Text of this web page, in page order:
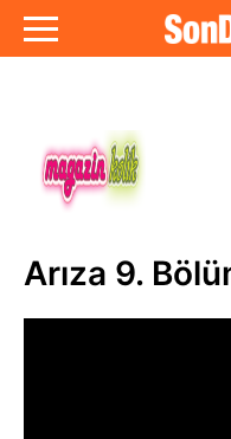
Arıza 9.